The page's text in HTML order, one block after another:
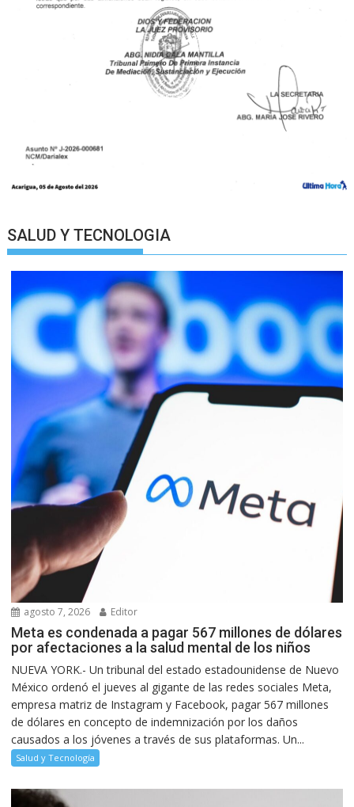
SALUD Y TECNOLOGIA
agosto 7, 2026 Editor
Meta es condenada a pagar 567 millones de dólares
por afectaciones a la salud mental de los niños
NUEVA YORK.- Un tribunal del estado estadounidense de Nuevo
México ordenó el jueves al gigante de las redes sociales Meta,
empresa matriz de Instagram y Facebook, pagar 567 millones
de dólares en concepto de indemnización por los daños
causados a los jóvenes a través de sus plataformas. Un...
Salud y Tecnología